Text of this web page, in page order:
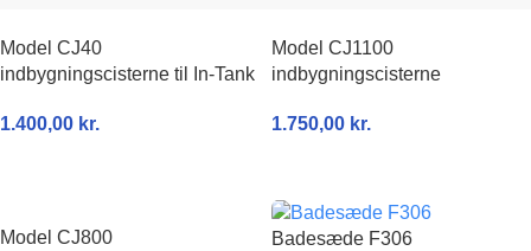
Model CJ40
indbygningscisterne til In-Tank
1.400,00 kr.
Model CJ1100
indbygningscisterne
1.750,00 kr.
Model CJ800
Badesæde F306